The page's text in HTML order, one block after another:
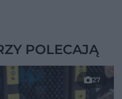
POLECAJĄ
27